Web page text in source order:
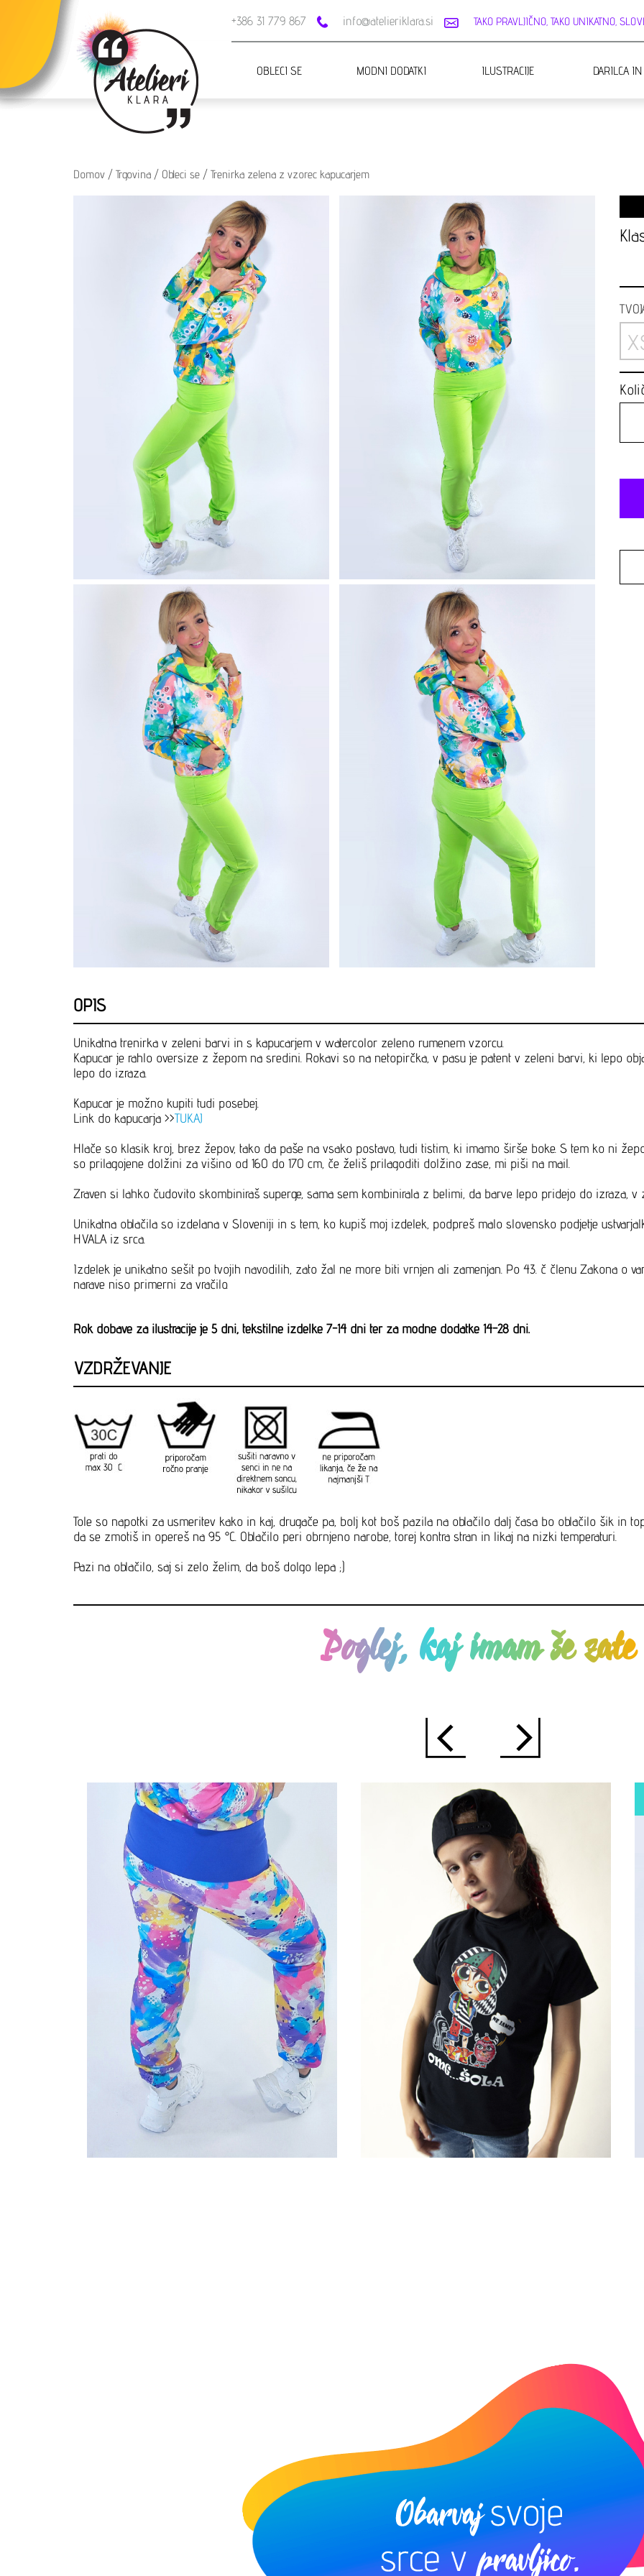
+386 31 779 867 info@atelieriklara.si TAKO PRAVLJIČNO, TAKO UNIKATNO,
OBLECI SE MODNI DODATKI ILUSTRACIJE DARILCA IN
Domov / Trgovina / Obleci se / Trenirka zelena z vzorec kapucarjem
OPIS
Unikatna trenirka v zeleni barvi in s kapucarjem v watercolor zeleno rumenem vzorcu.
Kapucar je rahlo oversize z žepom na sredini. Rokavi so na netopirčka, v pasu je patent v zeleni barvi, ki lepo
lepo do izraza.
Kapucar je možno kupiti tudi posebej.
Link do kapucarja >>TUKAJ
Hlače so klasik kroj, brez žepov, tako da paše na vsako postavo, tudi tistim, ki imamo širše boke. S tem ko ni
so prilagojene dolžini za višino od 160 do 170 cm, če želiš prilagoditi dolžino zase, mi piši na mail.
Zraven si lahko čudovito skombiniraš superge, sama sem kombinirala z belimi, da barve lepo pridejo do izraza, v
Unikatna oblačila so izdelana v Sloveniji in s tem, ko kupiš moj izdelek, podpreš malo slovensko podjetje
HVALA iz srca.
Izdelek je unikatno sešit po tvojih navodilih, zato žal ne more biti vrnjen ali zamenjan. Po 43. č členu Zakona o
narave niso primerni za vračilo.
Rok dobave za ilustracije je 5 dni, tekstilne izdelke 7-14 dni ter za modne dodatke 14-28 dni.
VZDRŽEVANJE
Tole so napotki za usmeritev kako in kaj, drugače pa, bolj kot boš pazila na oblačilo dalj časa bo oblačilo šik in
da se zmotiš in opereš na 95 °C. Oblačilo peri obrnjeno narobe, torej kontra stran in likaj na nizki temperaturi.
Pazi na oblačilo, saj si zelo želim, da boš dolgo lepa ;)
Poglej, kaj imam še zate